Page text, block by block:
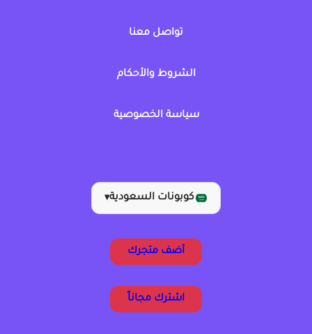
تواصل معنا
الشروط والأحكام
سياسة الخصوصية
كوبونات السعودية▾
أضف متجرك
اشترك مجاناً